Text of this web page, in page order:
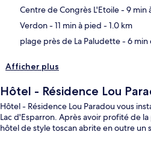
Centre de Congrès L'Etoile- 9 min
Verdon- 11 min à pied - 1.0 km
plage près de La Paludette- 6 min
Afficher plus
Hôtel - Résidence Lou
Hôtel - Résidence Lou Paradou vous
Lac d'Esparron. Après avoir profité de
hôtel de style toscan abrite en outre un